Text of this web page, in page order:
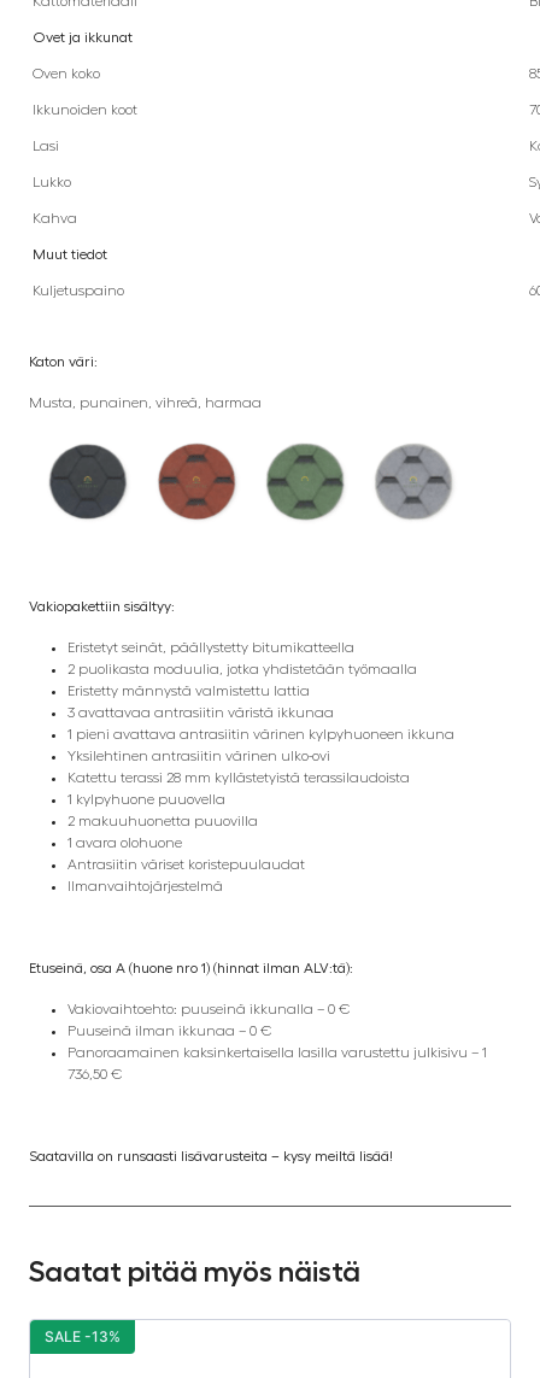
Ovet ja ikkunat
Oven koko
Ikkunoiden koot
Lasi
Lukko
Kahva
Muut tiedot
Kuljetuspaino
Katon väri:
Musta, punainen, vihreä, harmaa
Vakiopakettiin sisältyy:
Eristetyt seinät, päällystetty bitumikatteella
2 puolikasta moduulia, jotka yhdistetään työmaalla
Eristetty männystä valmistettu lattia
3 avattavaa antrasiitin väristä ikkunaa
1 pieni avattava antrasiitin värinen kylpyhuoneen ikkuna
Yksilehtinen antrasiitin värinen ulko-ovi
Katettu terassi 28 mm kyllästetyistä terassilaudoista
1 kylpyhuone puuovella
2 makuuhuonetta puuovilla
1 avara olohuone
Antrasiitin väriset koristepuulaudat
Ilmanvaihtojärjestelmä
Etuseinä, osa A (huone nro 1) (hinnat ilman ALV:tä):
Vakiovaihtoehto: puuseinä ikkunalla – 0 €
Puuseinä ilman ikkunaa – 0 €
Panoraamainen kaksinkertaisella lasilla varustettu julkisivu – 1
736,50 €
Saatavilla on runsaasti lisävarusteita – kysy meiltä lisää!
Saatat pitää myös näistä
SALE -13%